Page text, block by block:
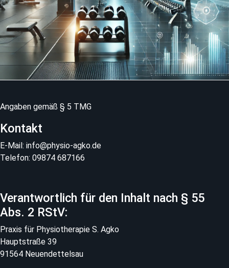
Angaben gemäß § 5 TMG
Kontakt
E-Mail: info@physio-agko.de
Telefon: 09874 687166
Verantwortlich für den Inhalt nach § 55
Abs. 2 RStV:
Praxis für Physiotherapie S. Agko
Hauptstraße 39
91564 Neuendettelsau